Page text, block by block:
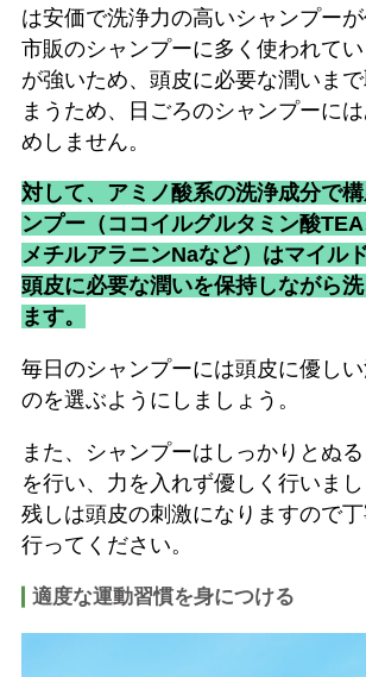
は安価で洗浄力の高いシャンプーが
市販のシャンプーに多く使われて
が強いため、頭皮に必要な潤いま
まうため、日ごろのシャンプーに
めしません。
対して、アミノ酸系の洗浄成分で
ンプー（ココイルグルタミン酸
メチルアラニンNaなど）はマイル
頭皮に必要な潤いを保持しながら
ます。
毎日のシャンプーには頭皮に優し
のを選ぶようにしましょう。
また、シャンプーはしっかりとぬ
を行い、力を入れず優しく行いま
残しは頭皮の刺激になりますので
行ってください。
適度な運動習慣を身につける